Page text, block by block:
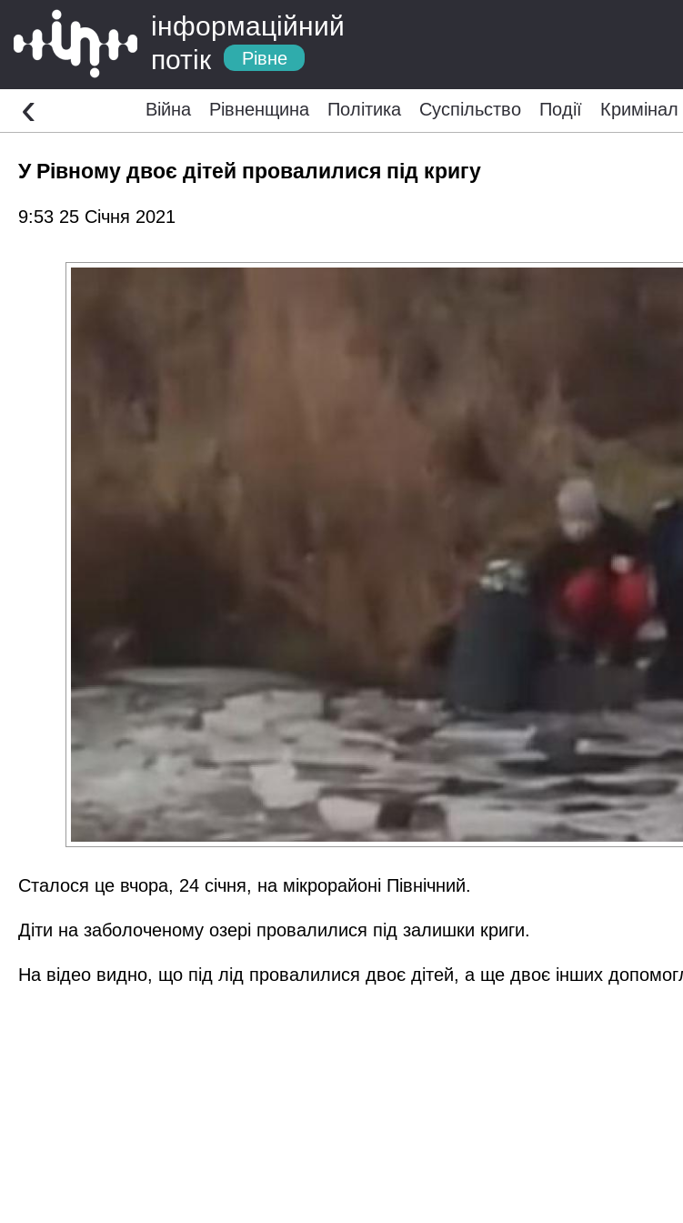
інформаційний
потік
Рівне
Війна Рівненщина Політика Суспільство Події Кримінал
‹
У Рівному двоє дітей провалилися під кригу
9:53 25 Січня 2021
Сталося це вчора, 24 січня, на мікрорайоні Північний.
Діти на заболоченому озері провалилися під залишки криги.
На відео видно, що під лід провалилися двоє дітей, а ще двоє інших